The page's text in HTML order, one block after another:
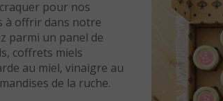
pour nos
à offrir dans notre
parmi un panel de
coffrets miels
au miel, vinaigre au
de la ruche.